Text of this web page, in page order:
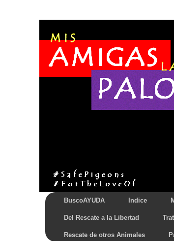
BuscoAYUDA Indice
Del Rescate a la Libertad
Rescate de otros Animales